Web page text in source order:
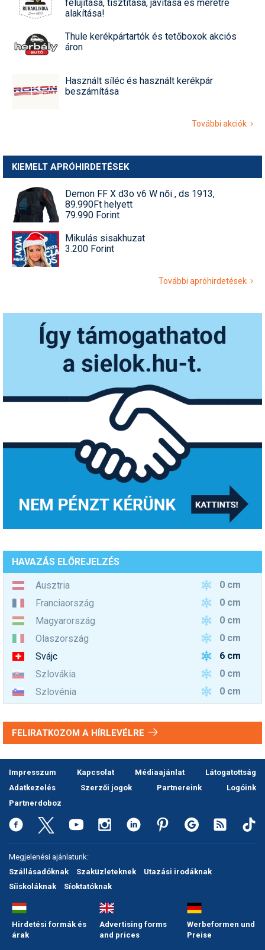
felújítása, tisztítása, javítása és méretre
alakítása!
Thule kerékpártartók és tetőboxok akciós
áron
Használt síléc és használt kerékpár
beszámítása
További akciók
KIEMELT APRÓHIRDETÉSEK
Demon FF X d3o v6 W női , ds 1913,
89.990Ft helyett
79.990 Forint
Mikulás sisakhuzat
3.200 Forint
További apróhirdetések
HAVAZÁS ELŐREJELZÉS
Ausztria
0 cm
Franciaország
0 cm
Magyarország
0 cm
Olaszország
0 cm
Svájc
6 cm
Szlovákia
0 cm
Szlovénia
0 cm
FELIRATKOZOM A HÍRLEVÉLRE
Impresszum Kapcsolat Médiaajánlat
Látogatottság
Adatkezelés
Szerzői jogok Partnereink
Logóink
Partnerdoboz
Megjelenési ajánlatunk:
Szállásadóknak
Szaküzleteknek
Utazási irodáknak
Síiskoláknak
Síoktatóknak
Hirdetési formák és
árak
Advertising forms
and prices
Werbeformen und
Preise